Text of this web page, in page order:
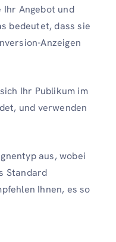
Ihr Angebot und
bedeutet, dass sie
Anzeigen
Ihr Publikum im
und verwenden
aus, wobei
Standard
Ihnen, es so